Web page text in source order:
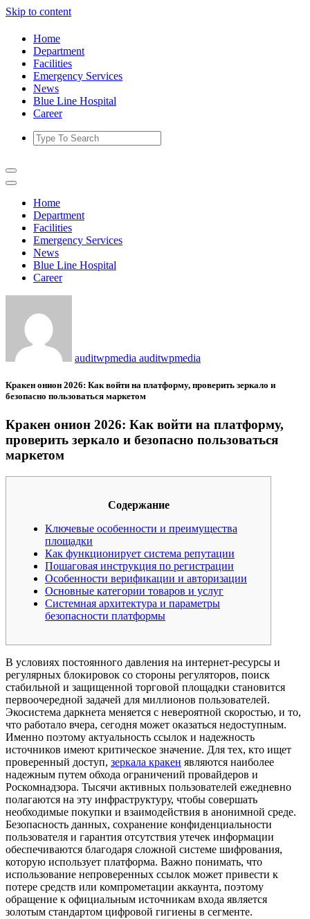
Skip to content
Home
Department
Facilities
Emergency Services
News
Blue Line Hospital
Career
Home
Department
Facilities
Emergency Services
News
Blue Line Hospital
Career
auditwpmedia auditwpmedia
Кракен онион 2026: Как войти на платформу, проверить зеркало и
безопасно пользоваться маркетом
Кракен онион 2026: Как войти на платформу,
проверить зеркало и безопасно пользоваться
маркетом
Содержание
Ключевые особенности и преимущества
площадки
Как функционирует система репутации
Пошаговая инструкция по регистрации
Особенности верификации и авторизации
Основные категории товаров и услуг
Системная архитектура и параметры
безопасности платформы
В условиях постоянного давления на интернет-ресурсы и
регулярных блокировок со стороны регуляторов, поиск
стабильной и защищенной торговой площадки становится
первоочередной задачей для миллионов пользователей.
Экосистема даркнета меняется с невероятной скоростью, и то,
что работало вчера, сегодня может оказаться недоступным.
Именно поэтому актуальность ссылок и надежность
источников имеют критическое значение. Для тех, кто ищет
проверенный доступ, зеркала кракен являются наиболее
надежным путем обхода ограничений провайдеров и
Роскомнадзора. Тысячи активных пользователей ежедневно
полагаются на эту инфраструктуру, чтобы совершать
необходимые покупки и взаимодействия в анонимной среде.
Безопасность данных, сохранение конфиденциальности
пользователя и гарантия отсутствия утечек информации
обеспечиваются благодаря сложной системе шифрования,
которую использует платформа. Важно понимать, что
использование непроверенных ссылок может привести к
потере средств или компрометации аккаунта, поэтому
обращение к официальным источникам входа является
золотым стандартом цифровой гигиены в сегменте.